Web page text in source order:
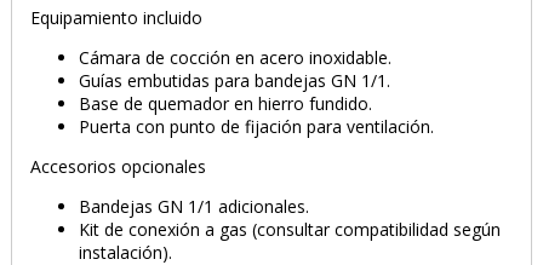
Equipamiento incluido
Cámara de cocción en acero inoxidable.
Guías embutidas para bandejas GN 1/1.
Base de quemador en hierro fundido.
Puerta con punto de fijación para ventilación.
Accesorios opcionales
Bandejas GN 1/1 adicionales.
Kit de conexión a gas (consultar compatibilidad según
instalación).